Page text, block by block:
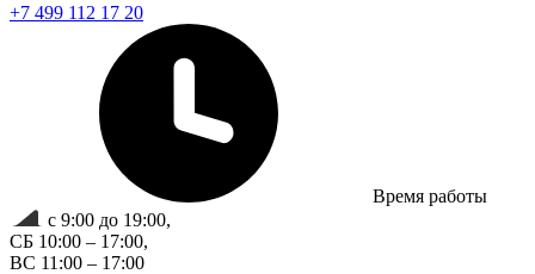
+7 499 112 17 20
Время работы
с 9:00 до 19:00,
СБ 10:00 – 17:00,
ВС 11:00 – 17:00